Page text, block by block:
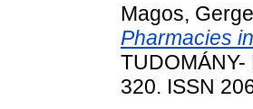
Magos,
Pharmacies
TUDOMÁNY-
320. ISSN